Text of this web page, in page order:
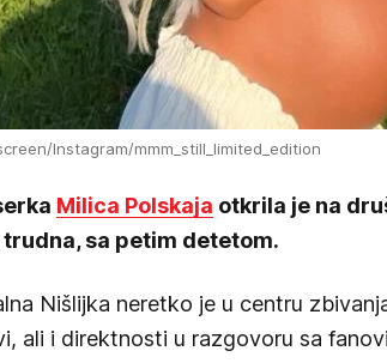
Instagram/mmm_still_limited_edition
Milica Polskaja otkrila je na
sa petim detetom.
Nišlijka neretko je u centru
ali i direktnosti u razgovoru sa